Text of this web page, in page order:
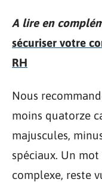
A lire en
sécuriser votre
RH
Nous
moins quatorze
majuscules,
spéciaux. Un
complexe, reste